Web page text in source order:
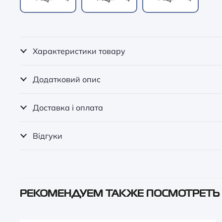
Характеристики товару
Додатковий опис
Доставка і оплата
Відгуки
РЕКОМЕНДУЕМ ТАКЖЕ ПОСМОТРЕТЬ